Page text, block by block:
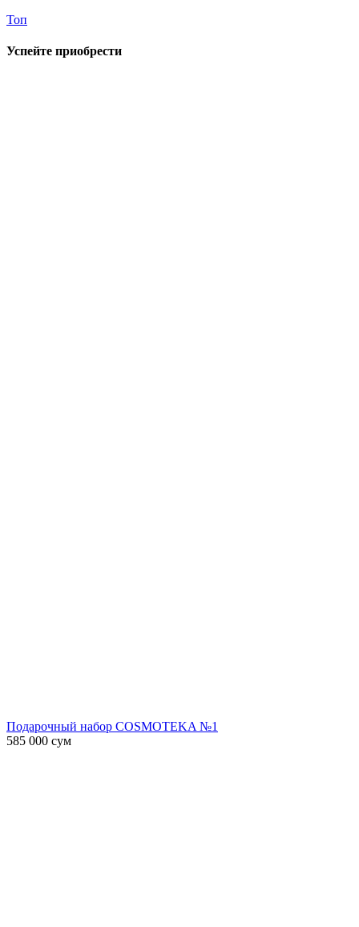
Топ
Успейте приобрести
Подарочный набор COSMOTEKA №1
585 000 сум